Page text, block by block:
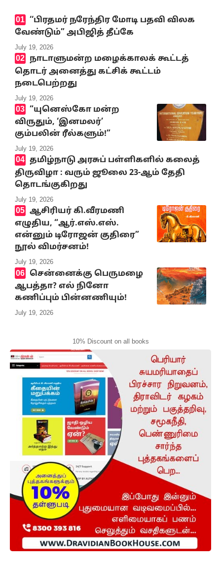
‘‘பிரதமர் நரேந்திர மோடி பதவி விலக
வேண்டும்” அபிஜித் தீப்கே
July 19, 2026
நாடாளுமன்ற மழைக்காலக் கூட்டத்
தொடர் அனைத்து கட்சிக் கூட்டம்
நடைபெற்றது
July 19, 2026
“யுனெஸ்கோ மன்ற
விருதும், ‘இனமலர்’
கும்பலின் ரீல்களும்!”
July 19, 2026
தமிழ்நாடு அரசுப் பள்ளிகளில் கலைத்
திருவிழா : வரும் ஜூலை 23-ஆம் தேதி
தொடங்குகிறது
July 19, 2026
ஆசிரியர் கி.வீரமணி
எழுதிய, “ஆர்.எஸ்.எஸ்.
என்னும் டிரோஜன் குதிரை”
நூல் விமர்சனம்!
July 19, 2026
சென்னைக்கு பெருமழை
ஆபத்தா? எல் நினோ
கணிப்பும் பின்னணியும்!
July 19, 2026
10% Discount on all books